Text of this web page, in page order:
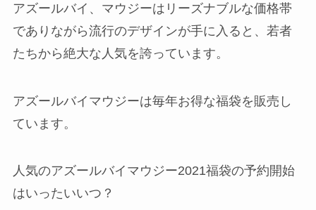
アズールバイ、マウジーはリーズナブルな価格帯
でありながら流行のデザインが手に入ると、若者
たちから絶大な人気を誇っています。
アズールバイマウジーは毎年お得な福袋を販売し
ています。
人気のアズールバイマウジー2021福袋の予約開始
はいったいいつ？